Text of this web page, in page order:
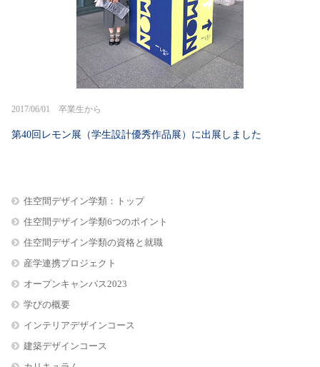
2017/06/01 卒業生から
第40回レモン展（学生設計優秀作品展）に出展しました
住空間デザイン学類：トップ
住空間デザイン学類6つのポイント
住空間デザイン学類の資格と就職
産学連携プロジェクト
オープンキャンパス2023
学びの概要
インテリアデザインコース
建築デザインコース